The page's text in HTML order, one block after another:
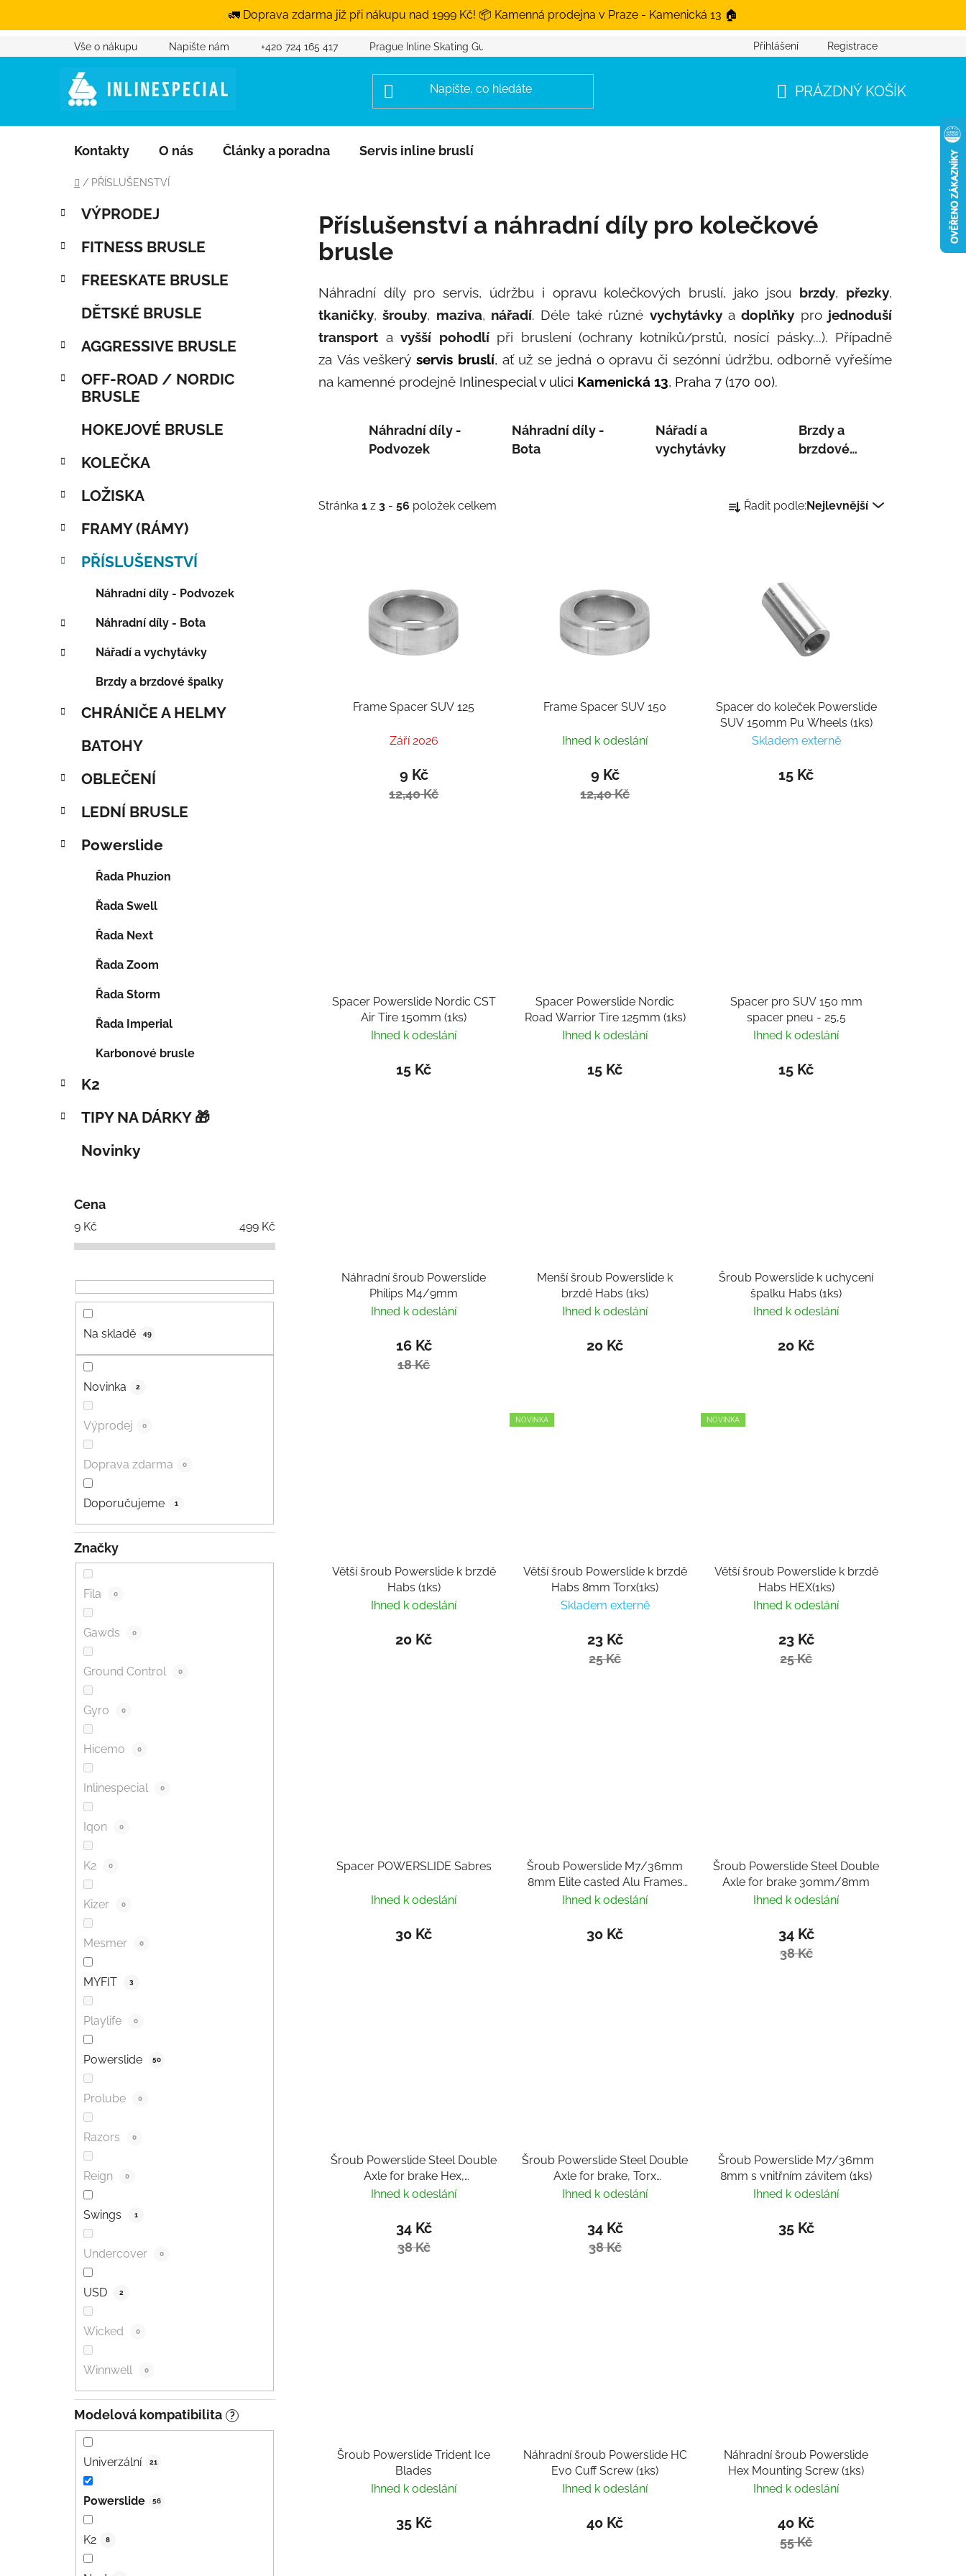
🚛 Doprava zdarma již při nákupu nad 1999 Kč! 📦 Kamenná prodejna v Praze - Kamenická 13 🏠
Přejít na obsahVše o nákupu Napište nám +420 724 165 417 Prague Inline Skating Guide Přihlášení Registrace
PRÁZDNÝ KOŠÍK
Kontakty O nás Články a poradna Servis inline bruslí
Domů
/ PŘÍSLUŠENSTVÍ
Postranní panel
Přeskočit kategorie
Kategorie
VÝPRODEJ
FITNESS BRUSLE
FREESKATE BRUSLE
DĚTSKÉ BRUSLE
AGGRESSIVE BRUSLE
OFF-ROAD / NORDIC
BRUSLE
HOKEJOVÉ BRUSLE
KOLEČKA
LOŽISKA
FRAMY (RÁMY)
PŘÍSLUŠENSTVÍ
Náhradní díly - Podvozek
Náhradní díly - Bota
Nářadí a vychytávky
Brzdy a brzdové špalky
CHRÁNIČE A HELMY
BATOHY
OBLEČENÍ
LEDNÍ BRUSLE
Powerslide
Řada Phuzion
Řada Swell
Řada Next
Řada Zoom
Řada Storm
Řada Imperial
Karbonové brusle
K2
TIPY NA DÁRKY 🎁
Novinky
Cena
9 Kč 499 Kč
Na skladě 49
Novinka 2
Výprodej 0
Doprava zdarma 0
Doporučujeme 1
Značky
Fila 0
Gawds 0
Ground Control 0
Gyro 0
Hicemo 0
Inlinespecial 0
Iqon 0
K2 0
Kizer 0
Mesmer 0
MYFIT 3
Playlife 0
Powerslide 50
Prolube 0
Razors 0
Reign 0
Swings 1
Undercover 0
USD 2
Wicked 0
Winnwell 0
Modelová kompatibilita ?
Univerzální 21
Powerslide 56
K2 8
Příslušenství a náhradní díly pro kolečkové
brusle
Náhradní díly pro servis, údržbu i opravu kolečkových bruslí, jako jsou brzdy, přezky,
tkaničky,šrouby, maziva, nářadí. Déle také různé vychytávkyadoplňky pro jednoduší
transport a vyšší pohodlípři bruslení (ochrany kotníků/prstů, nosící pásky...). Případně
za Vás veškerýservis bruslí, ať už se jedná o opravu či sezónní údržbu, odborně vyřešíme
na kamenné prodejně Inlinespecial v ulici Kamenická 13, Praha 7 (170 00).
Náhradní díly -
Podvozek
Náhradní díly -
Bota
Nářadí a
vychytávky
Brzdy a
brzdové
Stránka 1 z 3 - 56 položek celkem
Řazení produktů
Řadit podle:Nejlevnější
Frame Spacer SUV 125
Září 2026
9 Kč
12,40 Kč
Frame Spacer SUV 150
Ihned k odeslání
9 Kč
12,40 Kč
Spacer do koleček Powerslide
SUV 150mm Pu Wheels (1ks)
Skladem externě
15 Kč
Spacer Powerslide Nordic CST
Air Tire 150mm (1ks)
Ihned k odeslání
15 Kč
Spacer Powerslide Nordic
Road Warrior Tire 125mm (1ks)
Ihned k odeslání
15 Kč
Spacer pro SUV 150 mm
spacer pneu - 25,5
Ihned k odeslání
15 Kč
Náhradní šroub Powerslide
Philips M4/9mm
Ihned k odeslání
16 Kč
18 Kč
Menší šroub Powerslide k
brzdě Habs (1ks)
Ihned k odeslání
20 Kč
Šroub Powerslide k uchycení
špalku Habs (1ks)
Ihned k odeslání
20 Kč
Větší šroub Powerslide k brzdě
Habs (1ks)
Ihned k odeslání
20 Kč
NOVINKA
Větší šroub Powerslide k brzdě
Habs 8mm Torx(1ks)
Skladem externě
23 Kč
25 Kč
NOVINKA
Větší šroub Powerslide k brzdě
Habs HEX(1ks)
Ihned k odeslání
23 Kč
25 Kč
Spacer POWERSLIDE Sabres
Ihned k odeslání
30 Kč
Šroub Powerslide M7/36mm
8mm Elite casted Alu Frames
(1ks)
Ihned k odeslání
30 Kč
Šroub Powerslide Steel Double
Axle for brake 30mm/8mm
Ihned k odeslání
34 Kč
38 Kč
Šroub Powerslide Steel Double
Axle for brake Hex,
38mm/8mm
Ihned k odeslání
34 Kč
38 Kč
Šroub Powerslide Steel Double
Axle for brake, Torx
33mm/8mm
Ihned k odeslání
34 Kč
38 Kč
Šroub Powerslide M7/36mm
8mm s vnitřním závitem (1ks)
Ihned k odeslání
35 Kč
Šroub Powerslide Trident Ice
Blades
Ihned k odeslání
35 Kč
Náhradní šroub Powerslide HC
Evo Cuff Screw (1ks)
Ihned k odeslání
40 Kč
Náhradní šroub Powerslide
Hex Mounting Screw (1ks)
Ihned k odeslání
40 Kč
55 Kč